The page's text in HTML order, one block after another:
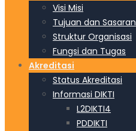
Visi Misi
Tujuan dan Sasaran
Struktur Organisasi
Fungsi dan Tugas
Akreditasi
Status Akreditasi
Informasi DIKTI
L2DIKTI4
PDDIKTI